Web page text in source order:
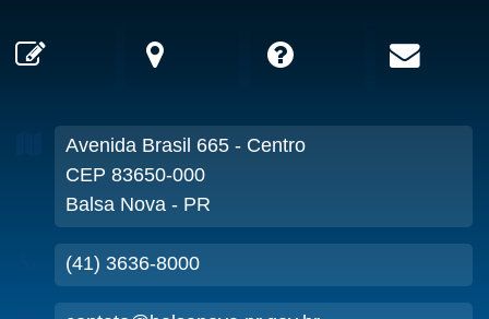
Avenida Brasil 665 - Centro
CEP 83650-000
Balsa Nova - PR
(41) 3636-8000